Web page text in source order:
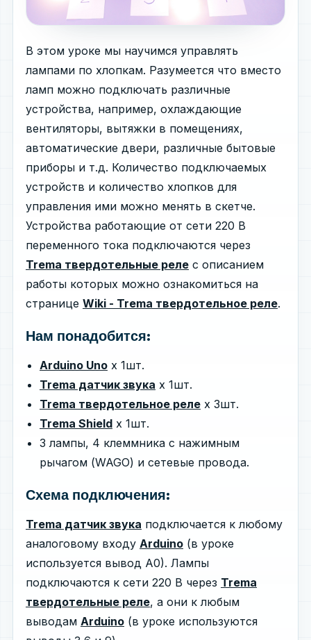
В этом уроке мы научимся управлять
лампами по хлопкам. Разумеется что вместо
ламп можно подключать различные
устройства, например, охлаждающие
вентиляторы, вытяжки в помещениях,
автоматические двери, различные бытовые
приборы и т.д. Количество подключаемых
устройств и количество хлопков для
управления ими можно менять в скетче.
Устройства работающие от сети 220 В
переменного тока подключаются через
Trema твердотельные реле с описанием
работы которых можно ознакомиться на
странице Wiki - Trema твердотельное реле.
Нам понадобится:
Arduino Uno х 1шт.
Trema датчик звука х 1шт.
Trema твердотельное реле х 3шт.
Trema Shield x 1шт.
3 лампы, 4 клеммника с нажимным
рычагом (WAGO) и сетевые провода.
Схема подключения:
Trema датчик звука подключается к любому
аналоговому входу Arduino (в уроке
используется вывод A0). Лампы
подключаются к сети 220 В через Trema
твердотельные реле, а они к любым
выводам Arduino (в уроке используются